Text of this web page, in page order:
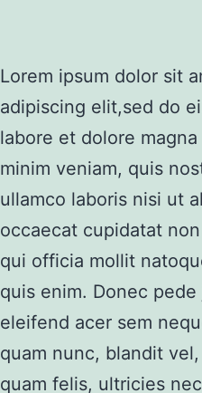
Lorem ipsum dolor sit
adipiscing elit,sed do
labore et dolore
minim veniam, quis
ullamco laboris nisi ut
occaecat cupidatat
qui officia mollit
quis enim. Donec
eleifend acer sem
quam nunc, blandit
quam felis, ultricies